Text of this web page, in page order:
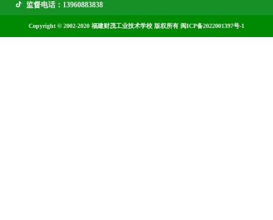
监督电话：13960883838
Copyright © 2002-2020 福建财茂工业技术学校 版权所有 闽ICP备2022001397号-1